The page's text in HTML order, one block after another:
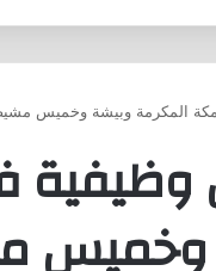
المكرمة وبيشة وخميس
وخميس